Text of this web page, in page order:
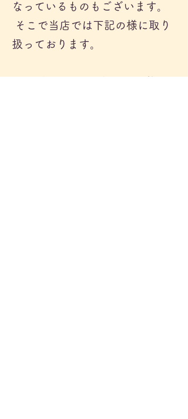
なっているものもございます。
そこで当店では下記の様に取り
扱っております。